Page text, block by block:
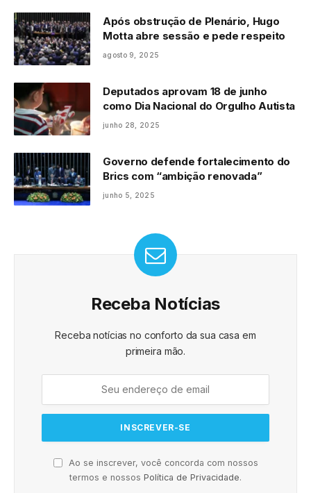
Após obstrução de Plenário, Hugo
Motta abre sessão e pede respeito
agosto 9, 2025
Deputados aprovam 18 de junho
como Dia Nacional do Orgulho Autista
junho 28, 2025
Governo defende fortalecimento do
Brics com “ambição renovada”
junho 5, 2025
Receba Notícias
Receba notícias no conforto da sua casa em
primeira mão.
Ao se inscrever, você concorda com nossos
termos e nossos Política de Privacidade.